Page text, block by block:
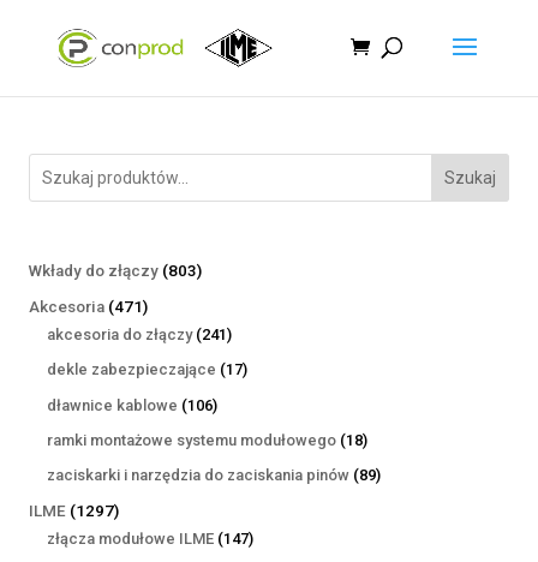
Szukaj
Wkłady do złączy 803803
Akcesoria 471471
produktów
akcesoria do złączy 241241
produktów
dekle zabezpieczające 1717
dławnice kablowe 106106
produktów
ramki montażowe systemu modułowego 1818
produktów
zaciskarki i narzędzia do zaciskania pinów 8989
ILME 12971297
produktów
złącza modułowe ILME 147147